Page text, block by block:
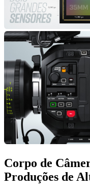
Corpo de
Produções de